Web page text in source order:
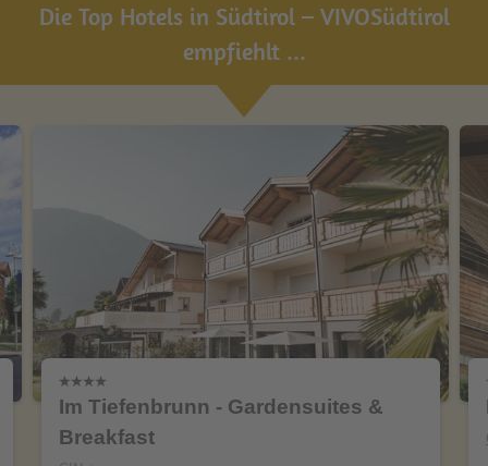
Die Top Hotels in Südtirol – VIVOSüdtirol
empfiehlt ...
Im Tiefenbrunn - Gardensuites &
Breakfast